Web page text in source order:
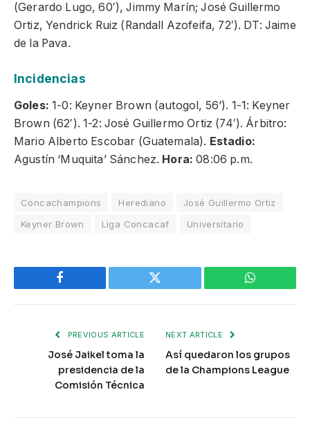
(Gerardo Lugo, 60′), Jimmy Marín; José Guillermo
Ortiz, Yendrick Ruiz (Randall Azofeifa, 72′). DT: Jaime
de la Pava.
Incidencias
Goles: 1-0: Keyner Brown (autogol, 56’). 1-1: Keyner
Brown (62′). 1-2: José Guillermo Ortiz (74′). Árbitro:
Mario Alberto Escobar (Guatemala). Estadio:
Agustín ‘Muquita’ Sánchez. Hora: 08:06 p.m.
Concachampions Herediano
José Guillermo Ortiz
Keyner Brown
Liga Concacaf Universitario
Facebook Twitter WhatsApp
PREVIOUS ARTICLE
José Jaikel toma la
presidencia de la
Comisión Técnica
NEXT ARTICLE
Así quedaron los grupos
de la Champions League